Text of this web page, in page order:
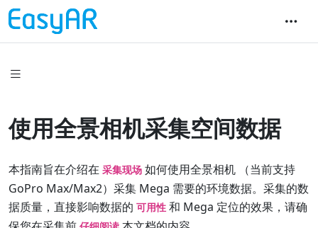
使用全景相机采集空间数据
本指南旨在介绍在 采集现场 如何使用全景相机 （当前支持
GoPro Max/Max2）采集 Mega 需要的环境数据。采集的数
据质量，直接影响数据的 可用性 和 Mega 定位的效果，请确